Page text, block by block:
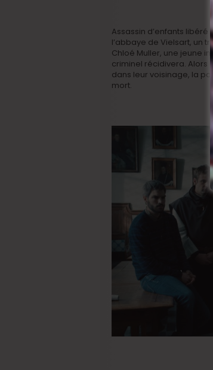
Assassin d’enfants
l’abbaye de Vielsart, un
Chloé Muller, une jeune
criminel récidivera. Alors
dans leur voisinage, la
mort.